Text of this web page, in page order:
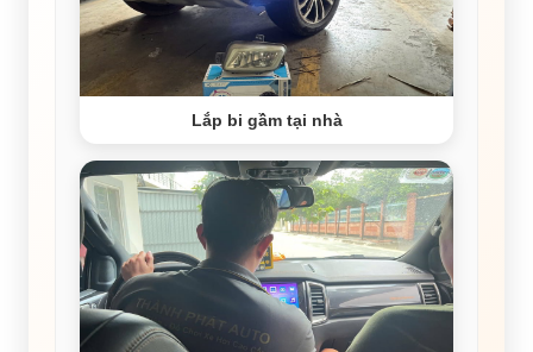
Lắp bi gầm tại nhà